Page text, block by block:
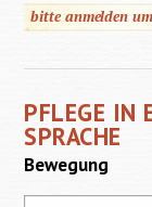
bitte anmelden
PFLEGE IN
SPRACHE
Bewegung